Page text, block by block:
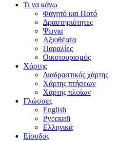
Τι να κάνω
Φαγητό και Ποτό
Δραστηριότητες
Ψώνια
Αξιοθέατα
Παραλίες
Οικοτουρισμός
Χάρτης
Διαδραστικός χάρτης
Χάρτης πτήσεων
Χάρτης πλοίων
Γλώσσες
English
Русский
Ελληνικά
Είσοδος